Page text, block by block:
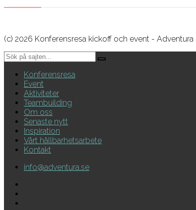
(c) 2026 Konferensresa kickoff och event -
Konferensresa
Event
Aktiviteter
Teambuilding
Om oss
Senaste nytt
Inspiration
Vårt hållbarhetsarbete
Kontakt
info@adventura.se